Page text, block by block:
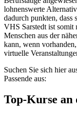
lohnenswerte
dadurch punkten, dass
VHS Sarstedt ist somit
Menschen aus der
kann, wenn
virtuelle
Suchen Sie sich hier
Passende aus:
Top-Kurse an